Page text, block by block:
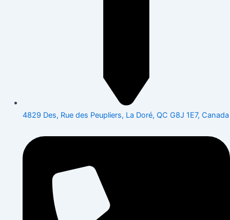
4829 Des, Rue des Peupliers, La Doré, QC G8J 1E7, Canada